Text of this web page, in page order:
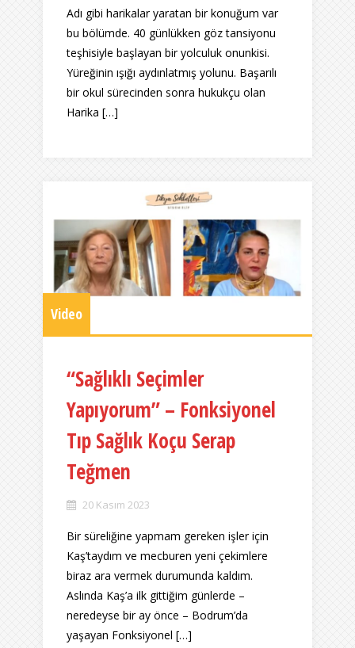
Adı gibi harikalar yaratan bir konuğum var
bu bölümde. 40 günlükken göz tansiyonu
teşhisiyle başlayan bir yolculuk onunkisi.
Yüreğinin ışığı aydınlatmış yolunu. Başarılı
bir okul sürecinden sonra hukukçu olan
Harika […]
Video
“Sağlıklı Seçimler
Yapıyorum” – Fonksiyonel
Tıp Sağlık Koçu Serap
Teğmen
20 Kasım 2023
Bir süreliğine yapmam gereken işler için
Kaş’taydım ve mecburen yeni çekimlere
biraz ara vermek durumunda kaldım.
Aslında Kaş’a ilk gittiğim günlerde –
neredeyse bir ay önce – Bodrum’da
yaşayan Fonksiyonel […]